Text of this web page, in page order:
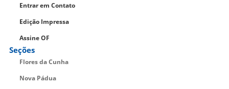
Entrar em Contato
Edição Impressa
Assine OF
Seções
Flores da Cunha
Nova Pádua